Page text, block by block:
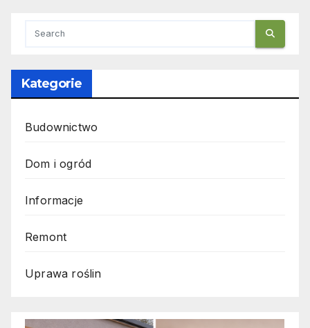
Kategorie
Budownictwo
Dom i ogród
Informacje
Remont
Uprawa roślin